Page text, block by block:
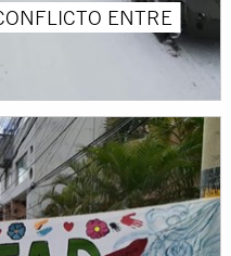
ENTRE